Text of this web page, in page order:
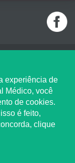
Bento Ferreira,
19h(atendimento
experiência de
Médico, você
de cookies.
é feito,
clique